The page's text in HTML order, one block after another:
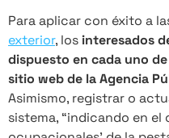
Para aplicar con éxito a
exterior, los interesados
dispuesto en cada uno
sitio web de la Agencia
Asimismo, registrar o
sistema, “indicando en el